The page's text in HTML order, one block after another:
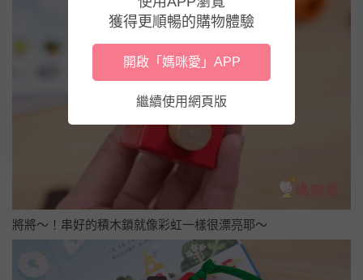
將將～！串好的積木鎖就像彩虹一樣很漂亮耶～
獲得更順暢的購物體驗
開啟「媽咪愛」APP
繼續使用網頁版